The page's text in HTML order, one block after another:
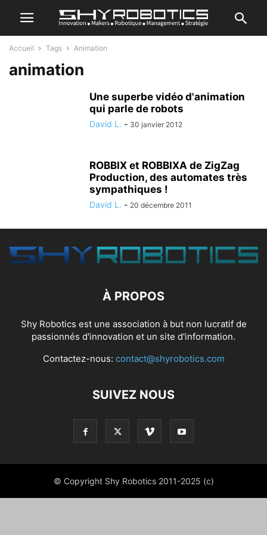
Accueil Tags Animation
animation
Une superbe vidéo d'animation
qui parle de robots
David L. - 30 janvier 2012
ROBBIX et ROBBIXA de ZigZag
Production, des automates très
sympathiques !
David L. - 20 décembre 2011
À PROPOS
Shy Robotics est une association à but non lucratif de
passionnés d'innovation et un site d'information.
Contactez-nous: contact@shyrobotics.com
SUIVEZ NOUS
© Copyright Shy Robotics 2011-2025 (c)